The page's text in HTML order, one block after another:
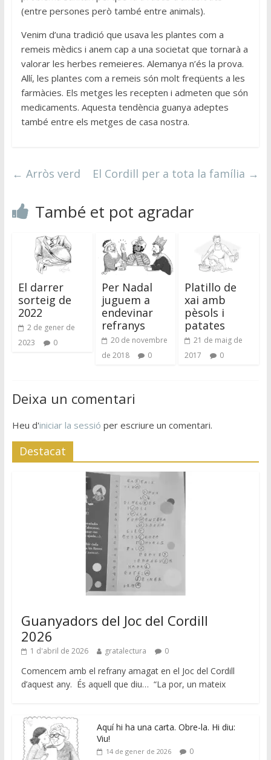
(entre persones però també entre animals).
Venim d’una tradició que usava les plantes com a
remeis mèdics i anem cap a una societat que tornarà a
valorar les herbes remeieres. Alemanya n’és la prova.
Allí, les plantes com a remeis són molt freqüents a les
farmàcies. Els metges les recepten i admeten que són
medicaments. Aquesta tendència guanya adeptes
també entre els metges de casa nostra.
← Arròs verd El Cordill per a tota la família →
També et pot agradar
El darrer
sorteig de
2022
2 de gener de
2023
0
Per Nadal
juguem a
endevinar
refranys
20 de novembre
de 2018
0
Platillo de
xai amb
pèsols i
patates
21 de maig de
2017
0
Deixa un comentari
Heu d'iniciar la sessió per escriure un comentari.
Destacat
Guanyadors del Joc del Cordill
2026
1 d'abril de 2026 gratalectura 0
Comencem amb el refrany amagat en el Joc del Cordill
d’aquest any. És aquell que diu… “La por, un mateix
Aquí hi ha una carta. Obre-la. Hi diu:
Viu!
14 de gener de 2026 0